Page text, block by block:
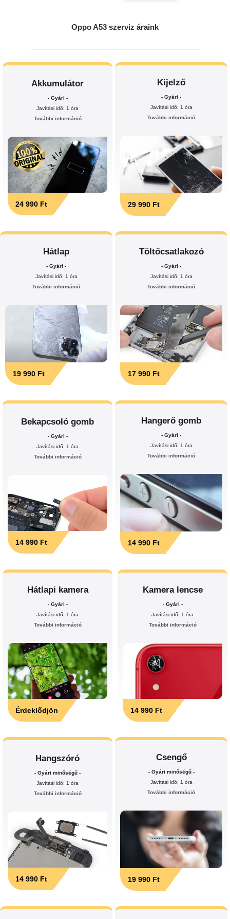
Oppo A53 szerviz áraink
Akkumulátor
- Gyári -
Javítási idő: 1 óra
További információ
24 990 Ft
Kijelző
- Gyári -
Javítási idő: 1 óra
További információ
29 990 Ft
Hátlap
- Gyári -
Javítási idő: 1 óra
További információ
19 990 Ft
Töltőcsatlakozó
- Gyári -
Javítási idő: 1 óra
További információ
17 990 Ft
Bekapcsoló gomb
- Gyári -
Javítási idő: 1 óra
További információ
14 990 Ft
Hangerő gomb
- Gyári -
Javítási idő: 1 óra
További információ
14 990 Ft
Hátlapi kamera
- Gyári -
Javítási idő: 1 óra
További információ
Érdeklődjön
Kamera lencse
- Gyári -
Javítási idő: 1 óra
További információ
14 990 Ft
Hangszóró
- Gyári minőségű -
Javítási idő: 1 óra
További információ
14 990 Ft
Csengő
- Gyári minőségű -
Javítási idő: 1 óra
További információ
19 990 Ft